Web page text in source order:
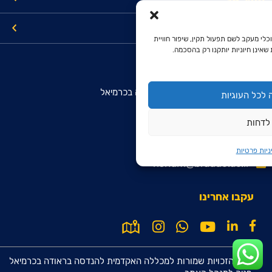
מעקב לשם תפעול תקין, שיפור חוויית
חיוניות יותקנו רק בהסכמה.
העוגיות
לדחות
פרטיות
המכללה האקדמית להנדסה בראודה בכרמיאל
רח' סנונית 51, ת.ד. 78
כרמיאל 2161002
9099*
rishum@braude.ac.il
עקבו אחרינו
© כל הזכויות שמורות למכללה האקדמית להנדסה בראודה בכרמיאל